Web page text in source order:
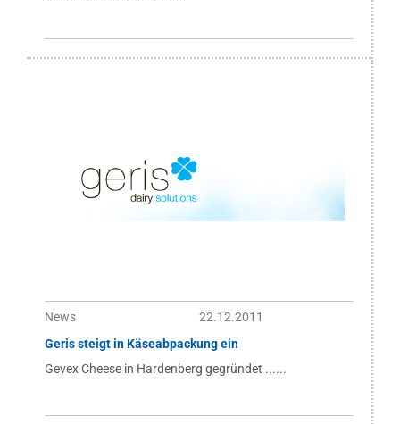
News
22.12.2011
Geris steigt in Käseabpackung ein
Gevex Cheese in Hardenberg gegründet ......